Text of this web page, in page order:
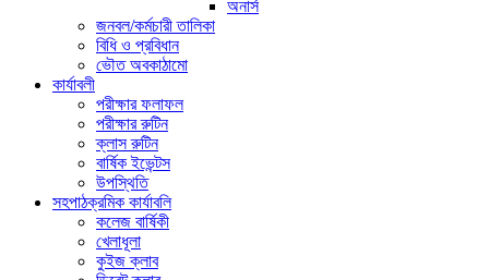
অনার্স
জনবল/কর্মচারী তালিকা
বিধি ও প্রবিধান
ভৌত অবকাঠামো
কার্যাবলী
পরীক্ষার ফলাফল
পরীক্ষার রুটিন
ক্লাস রুটিন
বার্ষিক ইভেন্টস
উপস্থিতি
সহপাঠক্রমিক কার্যাবলি
কলেজ বার্ষিকী
খেলাধূলা
কুইজ ক্লাব